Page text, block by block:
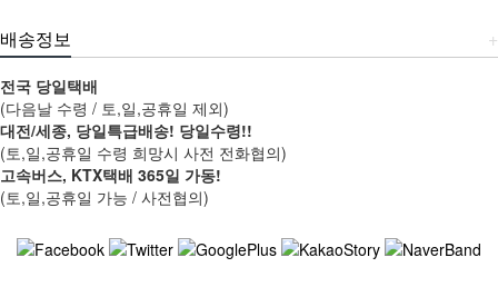
+
배송정보
전국 당일택배
(다음날 수령 / 토,일,공휴일 제외)
대전/세종, 당일특급배송! 당일수령!!
(토,일,공휴일 수령 희망시 사전 전화협의)
고속버스, KTX택배 365일 가동!
(토,일,공휴일 가능 / 사전협의)